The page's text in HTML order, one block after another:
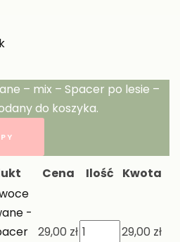
– mix – Spacer po lesie –
do koszyka.
Cena Ilość Kwota
-
29,00 zł 29,00 zł